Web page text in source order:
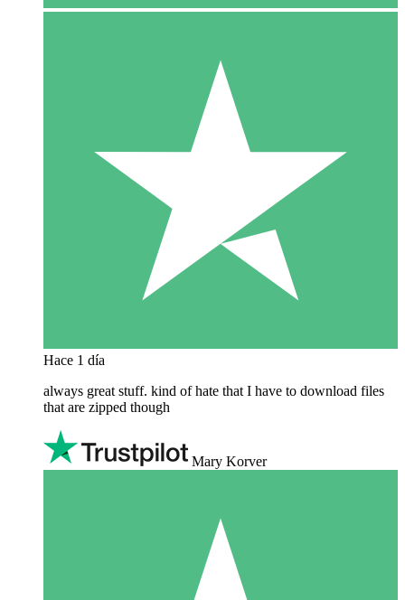
Hace 1 día
always great stuff. kind of hate that I have to download files
that are zipped though
Mary Korver